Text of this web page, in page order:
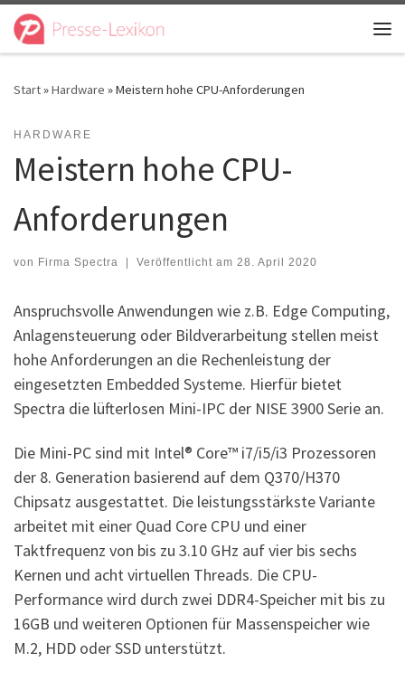
Zum Inhalt springen
Start»Hardware »Meistern hohe CPU-Anforderungen
HARDWARE
Meistern hohe CPU-
Anforderungen
von Firma Spectra | Veröffentlicht am 28. April 2020
Anspruchsvolle Anwendungen wie z.B. Edge Computing,
Anlagensteuerung oder Bildverarbeitung stellen meist
hohe Anforderungen an die Rechenleistung der
eingesetzten Embedded Systeme. Hierfür bietet
Spectra die lüfterlosen Mini-IPC der NISE 3900 Serie an.
Die Mini-PC sind mit Intel® Core™ i7/i5/i3 Prozessoren
der 8. Generation basierend auf dem Q370/H370
Chipsatz ausgestattet. Die leistungsstärkste Variante
arbeitet mit einer Quad Core CPU und einer
Taktfrequenz von bis zu 3.10 GHz auf vier bis sechs
Kernen und acht virtuellen Threads. Die CPU-
Performance wird durch zwei DDR4-Speicher mit bis zu
16GB und weiteren Optionen für Massenspeicher wie
M.2, HDD oder SSD unterstützt.